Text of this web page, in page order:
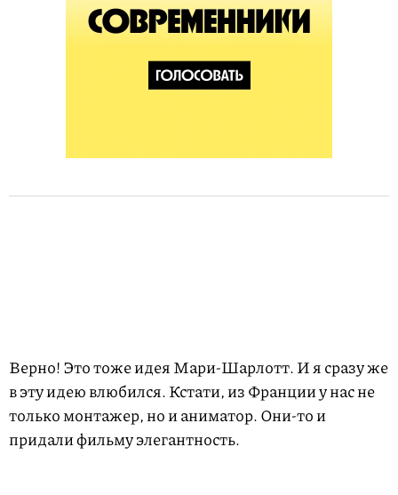
Верно! Это тоже идея Мари-Шарлотт. И я сразу же
в эту идею влюбился. Кстати, из Франции у нас не
только монтажер, но и аниматор. Они-то и
придали фильму элегантность.